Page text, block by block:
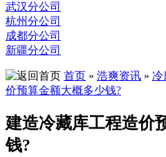
武汉分公司
杭州分公司
成都分公司
新疆分公司
首页 » 浩爽资讯 » 冷
价预算金额大概多少钱?
建造冷藏库工程造价
钱?